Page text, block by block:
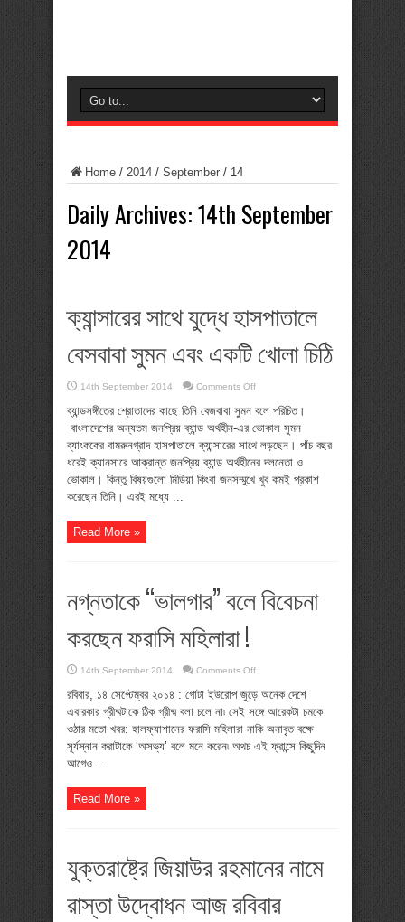
Home / 2014 / September / 14
Daily Archives:14th September
2014
ক্যান্সারের সাথে যুদ্ধে হাসপাতালে
বেসবাবা সুমন এবং একটি খোলা চিঠি
14th September 2014 Comments Offon
সাথে
যুদ্ধে
হাসপাতালে
সুমন
এবং
খোলা
ব্যান্ডসঙ্গীতের শ্রোতাদের কাছে তিনি বেজবাবা সুমন বলে পরিচিত।
বাংলাদেশের অন্যতম জনপ্রিয় ব্যান্ড অর্থহীন-এর ভোকাল সুমন
ব্যাংককের বামরুনগ্রাদ হাসপাতালে ক্যান্সারের সাথে লড়ছেন। পাঁচ বছর
ধরেই ক্যানসারে আক্রান্ত জনপ্রিয় ব্যান্ড অর্থহীনের দলনেতা ও
ভোকাল। কিন্তু বিষয়গুলো মিডিয়া কিংবা জনসম্মুখে খুব কমই প্রকাশ
করেছেন তিনি। এরই মধ্যে ...
Read More »
নগ্নতাকে ‘‘ভালগার” বলে বিবেচনা
করছেন ফরাসি মহিলারা !
14th September 2014 Comments Offon
‘‘ভালগার”
বলে
বিবেচনা
করছেন
ফরাসি
মহিলারা
রবিবার, ১৪ সেপ্টেম্বর ২০১৪ : গোটা ইউরোপ জুড়ে অনেক দেশে
এবারকার গ্রীষ্মটাকে ঠিক গ্রীষ্ম বলা চলে না৷ সেই সঙ্গে আরেকটা চমকে
ওঠার মতো খবর: হালফ্যাশানের ফরাসি মহিলারা নাকি অনাবৃত বক্ষে
সূর্যস্নান করাটাকে ‘অসভ্য’ বলে মনে করেন৷ অথচ এই ফ্রান্সে কিছুদিন
আগেও ...
Read More »
যুক্তরাষ্ট্রে জিয়াউর রহমানের নামে
রাস্তা উদ্বোধন আজ রবিবার